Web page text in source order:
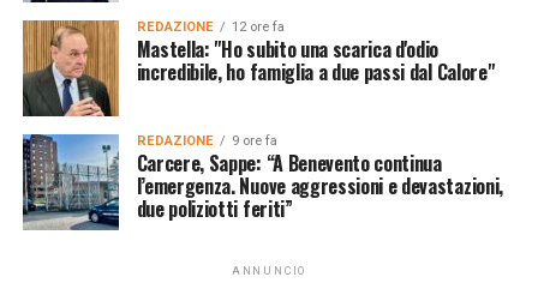
REDAZIONE 12 ore fa
Mastella: "Ho subito una scarica d'odio
incredibile, ho famiglia a due passi dal Calore"
REDAZIONE 9 ore fa
Carcere, Sappe: “A Benevento continua
l’emergenza. Nuove aggressioni e devastazioni,
due poliziotti feriti”
ANNUNCIO